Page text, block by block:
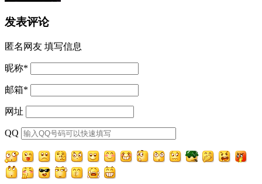
发表评论
匿名网友 填写信息
昵称*
邮箱*
网址
QQ